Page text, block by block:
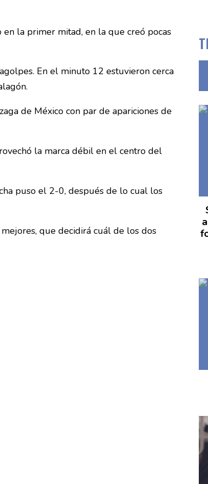
la primer mitad, en la que creó pocas
En el minuto 12 estuvieron cerca
de México con par de apariciones de
la marca débil en el centro del
puso el 2-0, después de lo cual los
que decidirá cuál de los dos